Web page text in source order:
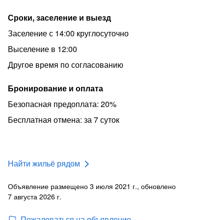
Датчики пожарной безопастности ,огнетушитель .В
доме НЕ КУРИТЬ ! для того есть др. места.
Арендодатель - собственник.
Состовляется типовой ДОГОВОР АРЕНДЫ ЖИЛОГО
ПОМЕЩЕНИЯ.
Ждём постояльцев . Удачи Всём!
Сроки, заселение и выезд
Заселение с 14:00 круглосуточно
Выселение в 12:00
Другое время по согласованию
Бронирование и оплата
Безопасная предоплата: 20%
Бесплатная отмена: за 7 суток
Найти жильё рядом
Объявление размещено 3 июля 2021 г., обновлено
7 августа 2026 г.